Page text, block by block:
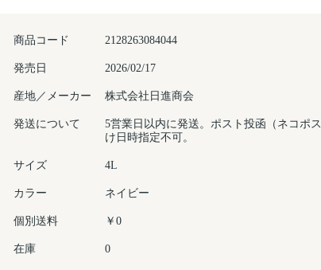
商品コード 2128263084044
発売日 2026/02/17
産地／メーカー 株式会社日進商会
発送について
5営業日以内に発送。ポスト投函（ネコポ
け日時指定不可。
サイズ 4L
カラー ネイビー
個別送料 ￥0
在庫 0